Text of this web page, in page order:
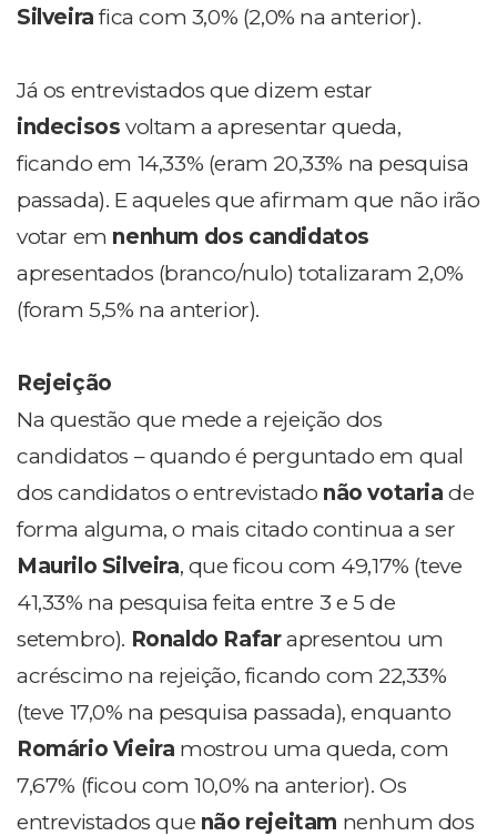
Silveira fica com 3,0% (2,0% na anterior).
Já os entrevistados que dizem estar
indecisos voltam a apresentar queda,
ficando em 14,33% (eram 20,33% na pesquisa
passada). E aqueles que afirmam que não irão
votar em nenhum dos candidatos
apresentados (branco/nulo) totalizaram 2,0%
(foram 5,5% na anterior).
Rejeição
Na questão que mede a rejeição dos
candidatos – quando é perguntado em qual
dos candidatos o entrevistado não votaria de
forma alguma, o mais citado continua a ser
Maurilo Silveira, que ficou com 49,17% (teve
41,33% na pesquisa feita entre 3 e 5 de
setembro). Ronaldo Rafarapresentou um
acréscimo na rejeição, ficando com 22,33%
(teve 17,0% na pesquisa passada), enquanto
Romário Vieira mostrou uma queda, com
7,67% (ficou com 10,0% na anterior). Os
entrevistados que não rejeitam nenhum dos